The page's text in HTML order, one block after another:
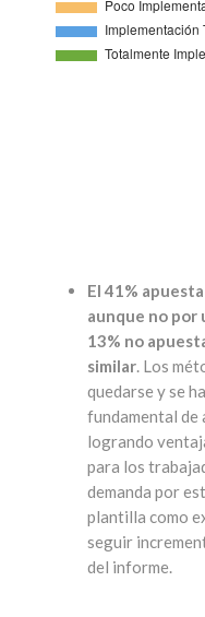
El 41%
aunque no por
13% no
similar. Los
quedarse y se
fundamental
logrando
para los
demanda por
plantilla como
seguir
del informe.